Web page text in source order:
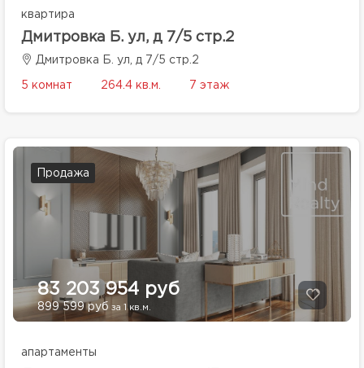
квартира
Дмитровка Б. ул, д 7/5 стр.2
Дмитровка Б. ул, д 7/5 стр.2
5 комнат 264.4 кв.м. 7 этаж
Продажа
83 203 954 руб
899 599 руб за 1 кв.м.
апартаменты